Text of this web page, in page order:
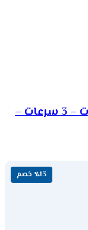
مروحة كهربائية ستاند دوتس 70 وات – 3 سرعات –
٪13 خصم